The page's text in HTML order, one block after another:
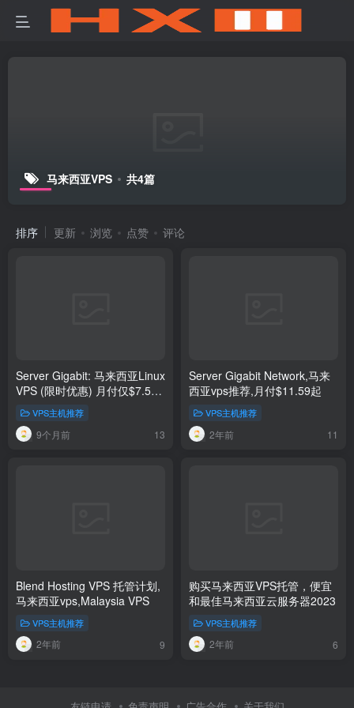
马来西亚VPS 共4篇
排序 更新 浏览 点赞 评论
Server Gigabit: 马来西亚Linux
VPS (限时优惠) 月付仅$7.59
起
VPS主机推荐
9个月前 13
Server Gigabit Network,马来
西亚vps推荐,月付$11.59起
VPS主机推荐
2年前 11
Blend Hosting VPS 托管计划,
马来西亚vps,Malaysia VPS
VPS主机推荐
2年前 9
购买马来西亚VPS托管，便宜
和最佳马来西亚云服务器2023
VPS主机推荐
2年前 6